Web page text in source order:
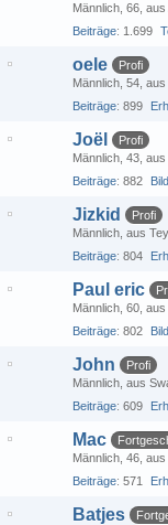
Männlich 66 aus
Beiträge 1.699
oele
Profi
Männlich 54 aus
Beiträge 899
Joël
Profi
Männlich 43 aus
Beiträge 882
Jizkid
Profi
Männlich aus
Beiträge 804
Paul eric
Männlich 60 aus
Beiträge 802
John
Profi
Männlich aus
Beiträge 609
Mac
Männlich 46 aus
Beiträge 571
Batjes